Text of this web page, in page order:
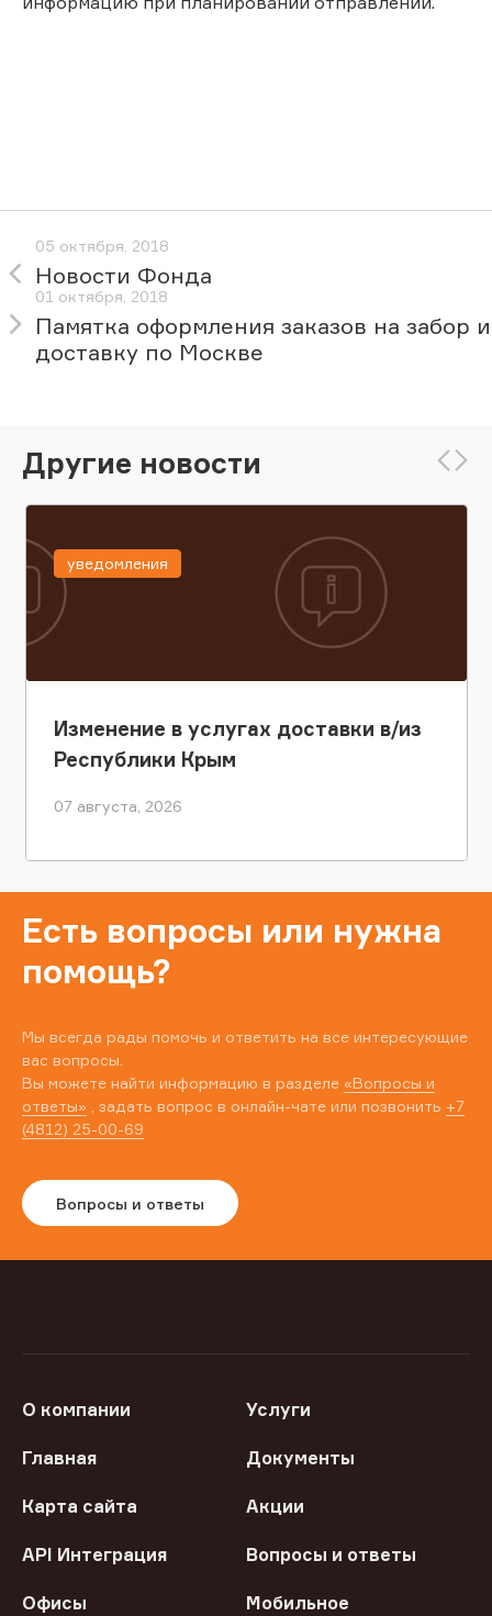
05 октября, 2018
Новости Фонда
01 октября, 2018
Памятка оформления заказов на забор и
доставку по Москве
Другие новости
Изменение в услугах доставки в/из
Республики Крым
07 августа, 2026
уведомления
Есть вопросы или нужна
помощь?
Мы всегда рады помочь и ответить на все интересующие
вас вопросы.
Вы можете найти информацию в разделе «Вопросы и
ответы» , задать вопрос в онлайн-чате или позвонить +7
(4812) 25-00-69
Вопросы и ответы
О компании Услуги
Главная Документы
Карта сайта Акции
API Интеграция Вопросы и ответы
Офисы
Мобильное